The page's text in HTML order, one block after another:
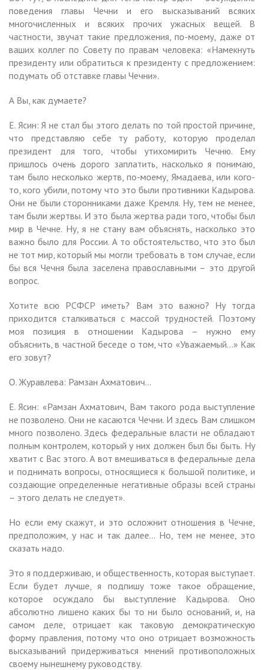
поведения главы Чечни и его высказываний всяких
многочисленных и всяких прочих ужасных вещей. В
частности, звучат такие предложения, по-моему, даже от
ваших коллег по Совету по правам человека: «Намекнуть
президенту или обратиться к президенту с предложением:
подумать об отставке главы Чечни».
А Вы, как думаете?
Е. Ясин: Я не стал бы этого делать по той простой причине,
что представляю себе ту работу, которую проделал
президент для того, чтобы утихомирить Чечню. Ему
пришлось очень дорого заплатить, насколько я понимаю,
там было несколько жертв, по-моему, Ямадаева, или кого-
то, кого убили, потому что это были противники Кадырова.
Они не были сторонниками даже Кремля. Ну, тем не менее,
там были жертвы. И это была жертва ради того, чтобы был
мир в Чечне. Ну, я не стану вам объяснять, насколько это
важно было для России. А то обстоятельство, что это был
не тот мир, который мы могли требовать в том случае, если
бы вся Чечня была заселена православными – это другой
вопрос.
Хотите всю РСФСР иметь? Вам это важно? Ну тогда
приходится сталкиваться с массой трудностей. Поэтому
моя позиция в отношении Кадырова – нужно ему
объяснить, в частной беседе о том, что «Уважаемый…» Как
его зовут?
О. Журавлева: Рамзан Ахматович…
Е. Ясин: «Рамзан Ахматович, Вам такого рода выступление
не позволено. Они не касаются Чечни. И здесь Вам слишком
много позволено. Здесь федеральные власти не обладают
полным контролем, который у них должен был бы быть. Ну
хватит с Вас этого. А вот вмешиваться в федеральные дела
и поднимать вопросы, относящиеся к большой политике, и
создающие определенные негативные образы всей страны
– этого делать не следует».
Но если ему скажут, и это осложнит отношения в Чечне,
предположим, у нас и так далее… Но, тем не менее, это
сказать надо.
Это я поддерживаю, и общественность, которая выступает.
Если будет лучше, я подпишу тоже такое обращение,
которое осуждало бы выступление Кадырова. Оно
абсолютно лишено каких бы то ни было оснований, и, на
самом деле, отрицает как таковую демократическую
форму правления, потому что оно отрицает возможность
высказываний придерживаться мнений противоположных
своему нынешнему руководству.